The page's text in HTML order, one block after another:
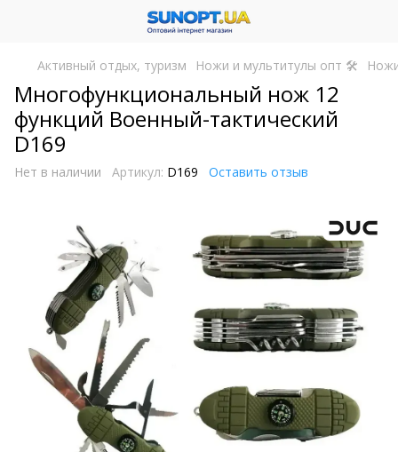
Активный отдых, туризм Ножи и мультитулы опт 🛠
Многофункциональный нож 12
функций Военный-тактический
D169
Нет в наличии Артикул: D169 Оставить отзыв